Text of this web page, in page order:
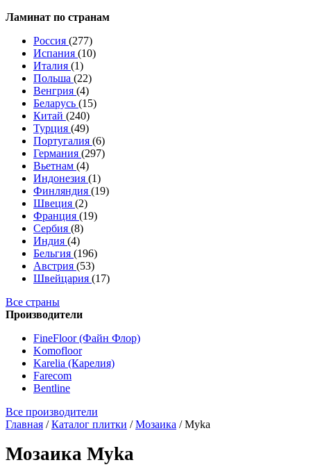
Ламинат по странам
Россия (277)
Испания (10)
Италия (1)
Польша (22)
Венгрия (4)
Беларусь (15)
Китай (240)
Турция (49)
Португалия (6)
Германия (297)
Вьетнам (4)
Индонезия (1)
Финляндия (19)
Швеция (2)
Франция (19)
Сербия (8)
Индия (4)
Бельгия (196)
Австрия (53)
Швейцария (17)
Все страны
Производители
FineFloor (Файн Флор)
Komofloor
Karelia (Карелия)
Farecom
Bentline
Все производители
Главная /Каталог плитки /Мозаика /Myka
Мозаика Myka